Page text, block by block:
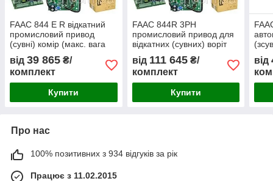
FAAC 844 E R відкатний
промисловий привод
(сувні) комір (макс. вага
від 39 865 ₴/
комплект
Купити
FAAC 844R 3PH
промисловий привод для
відкатних (сувних) воріт
від 111 645₴/
комплект
Купити
від
Про нас
100% позитивних з 934 відгуків за рік
Працює з 11.02.2015